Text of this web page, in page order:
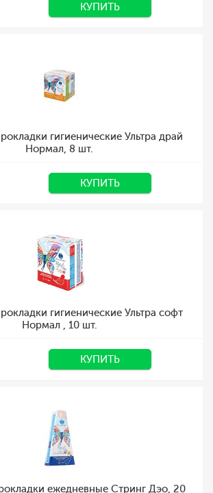
КУПИТЬ
гигиенические Ультра драй
Нормал, 8 шт.
КУПИТЬ
гигиенические Ультра софт
Нормал , 10 шт.
КУПИТЬ
ежедневные Стринг Дэо, 20